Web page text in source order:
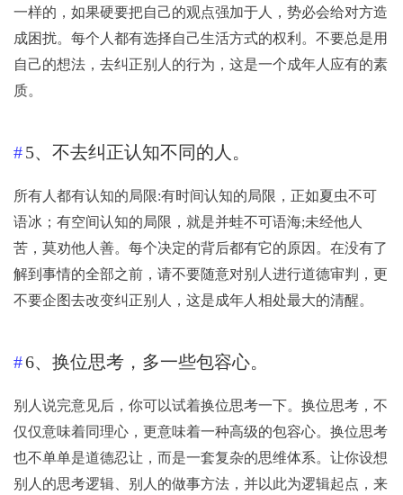
一样的，如果硬要把自己的观点强加于人，势必会给对方造
成困扰。每个人都有选择自己生活方式的权利。不要总是用
自己的想法，去纠正别人的行为，这是一个成年人应有的素
质。
5、不去纠正认知不同的人。
所有人都有认知的局限:有时间认知的局限，正如夏虫不可
语冰；有空间认知的局限，就是并蛙不可语海;未经他人
苦，莫劝他人善。每个决定的背后都有它的原因。在没有了
解到事情的全部之前，请不要随意对别人进行道德审判，更
不要企图去改变纠正别人，这是成年人相处最大的清醒。
6、换位思考，多一些包容心。
别人说完意见后，你可以试着换位思考一下。换位思考，不
仅仅意味着同理心，更意味着一种高级的包容心。换位思考
也不单单是道德忍让，而是一套复杂的思维体系。让你设想
别人的思考逻辑、别人的做事方法，并以此为逻辑起点，来